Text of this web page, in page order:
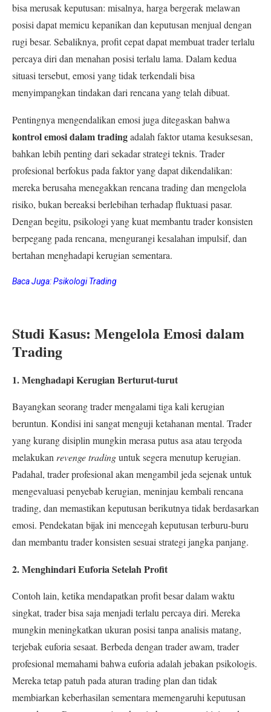
bisa merusak keputusan: misalnya, harga bergerak melawan
posisi dapat memicu kepanikan dan keputusan menjual dengan
rugi besar. Sebaliknya, profit cepat dapat membuat trader terlalu
percaya diri dan menahan posisi terlalu lama. Dalam kedua
situasi tersebut, emosi yang tidak terkendali bisa
menyimpangkan tindakan dari rencana yang telah dibuat.
Pentingnya mengendalikan emosi juga ditegaskan bahwa
kontrol emosi dalam tradingadalah faktor utama kesuksesan,
bahkan lebih penting dari sekadar strategi teknis. Trader
profesional berfokus pada faktor yang dapat dikendalikan:
mereka berusaha menegakkan rencana trading dan mengelola
risiko, bukan bereaksi berlebihan terhadap fluktuasi pasar.
Dengan begitu, psikologi yang kuat membantu trader konsisten
berpegang pada rencana, mengurangi kesalahan impulsif, dan
bertahan menghadapi kerugian sementara.
Baca Juga:Psikologi Trading
Studi Kasus: Mengelola Emosi dalam
Trading
1. Menghadapi Kerugian Berturut-turut
Bayangkan seorang trader mengalami tiga kali kerugian
beruntun. Kondisi ini sangat menguji ketahanan mental. Trader
yang kurang disiplin mungkin merasa putus asa atau tergoda
melakukan revenge tradinguntuk segera menutup kerugian.
Padahal, trader profesional akan mengambil jeda sejenak untuk
mengevaluasi penyebab kerugian, meninjau kembali rencana
trading, dan memastikan keputusan berikutnya tidak berdasarkan
emosi. Pendekatan bijak ini mencegah keputusan terburu-buru
dan membantu trader konsisten sesuai strategi jangka panjang.
2. Menghindari Euforia Setelah Profit
Contoh lain, ketika mendapatkan profit besar dalam waktu
singkat, trader bisa saja menjadi terlalu percaya diri. Mereka
mungkin meningkatkan ukuran posisi tanpa analisis matang,
terjebak euforia sesaat. Berbeda dengan trader awam, trader
profesional memahami bahwa euforia adalah jebakan psikologis.
Mereka tetap patuh pada aturan trading plan dan tidak
membiarkan keberhasilan sementara memengaruhi keputusan